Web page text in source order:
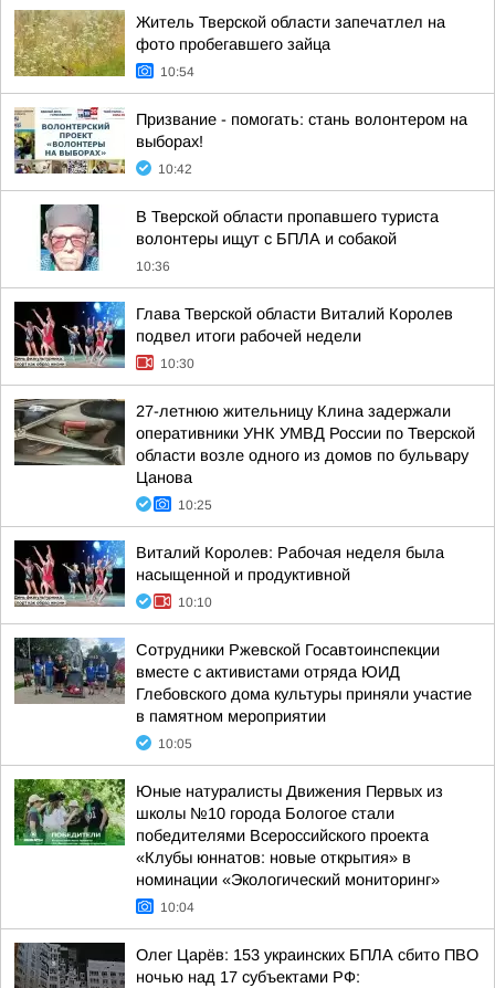
Житель Тверской области запечатлел на
фото пробегавшего зайца
10:54
Призвание - помогать: стань волонтером на
выборах!
10:42
В Тверской области пропавшего туриста
волонтеры ищут с БПЛА и собакой
10:36
Глава Тверской области Виталий Королев
подвел итоги рабочей недели
10:30
27-летнюю жительницу Клина задержали
оперативники УНК УМВД России по Тверской
области возле одного из домов по бульвару
Цанова
10:25
Виталий Королев: Рабочая неделя была
насыщенной и продуктивной
10:10
Сотрудники Ржевской Госавтоинспекции
вместе с активистами отряда ЮИД
Глебовского дома культуры приняли участие
в памятном мероприятии
10:05
Юные натуралисты Движения Первых из
школы №10 города Бологое стали
победителями Всероссийского проекта
«Клубы юннатов: новые открытия» в
номинации «Экологический мониторинг»
10:04
Олег Царёв: 153 украинских БПЛА сбито ПВО
ночью над 17 субъектами РФ: